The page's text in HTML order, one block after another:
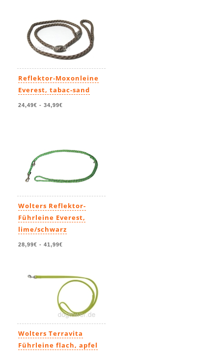
Reflektor-Moxonleine
Everest, tabac-sand
24,49€ - 34,99€
Wolters Reflektor-
Führleine Everest,
lime/schwarz
28,99€ - 41,99€
Wolters Terravita
Führleine flach, apfel